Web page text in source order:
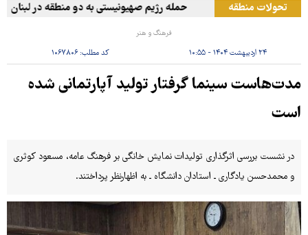
تحولات منطقه حمله رژیم صهیونیستی به دو منطقه در لبنان
فرهنگ و هنر
۲۴ اردیبهشت ۱۴۰۴ - ۱۰:۵۵ کد مطلب: ۱۰۶۷۸۰۶
مدت‌هاست سینما گرفتار تولید آپارتمانی شده
است
در نشست بررسی اثرگذاری تولیدات نمایش خانگی بر فرهنگ عامه، مسعود کوثری
و محمدحسن یادگاری ـ استادان دانشگاه ـ به اظهارنظر پرداختند.